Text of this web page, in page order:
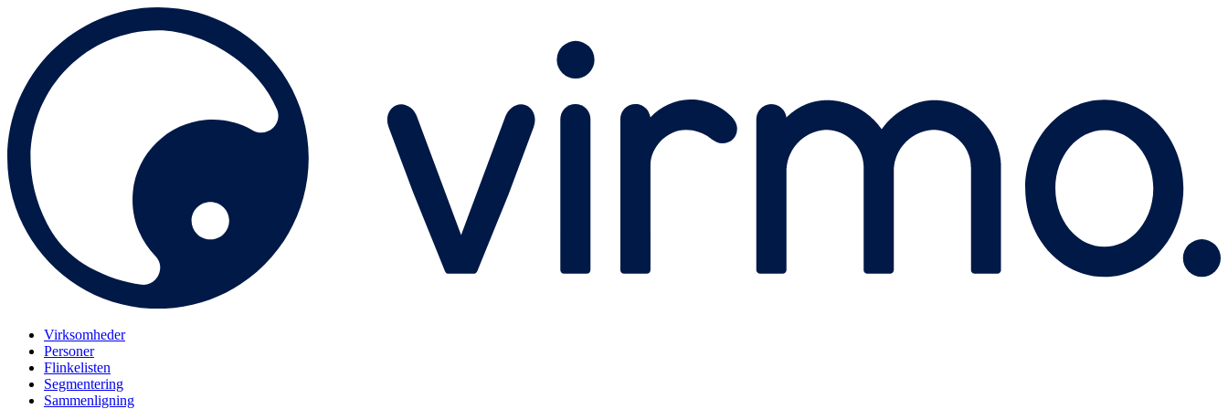
Virksomheder
Personer
Flinkelisten
Segmentering
Sammenligning